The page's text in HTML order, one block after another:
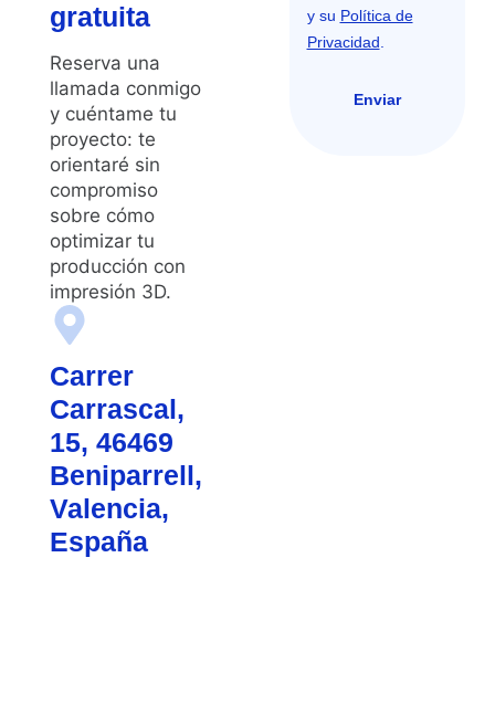
gratuita
Reserva una
llamada conmigo
y cuéntame tu
proyecto: te
orientaré sin
compromiso
sobre cómo
optimizar tu
producción con
impresión 3D.
Carrer
Carrascal,
15, 46469
Beniparrell,
Valencia,
España
y su Política de
Privacidad.
Enviar